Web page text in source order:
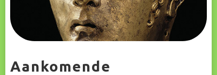
Aankomende